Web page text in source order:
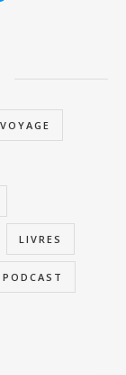
LIVRES
PODCAST